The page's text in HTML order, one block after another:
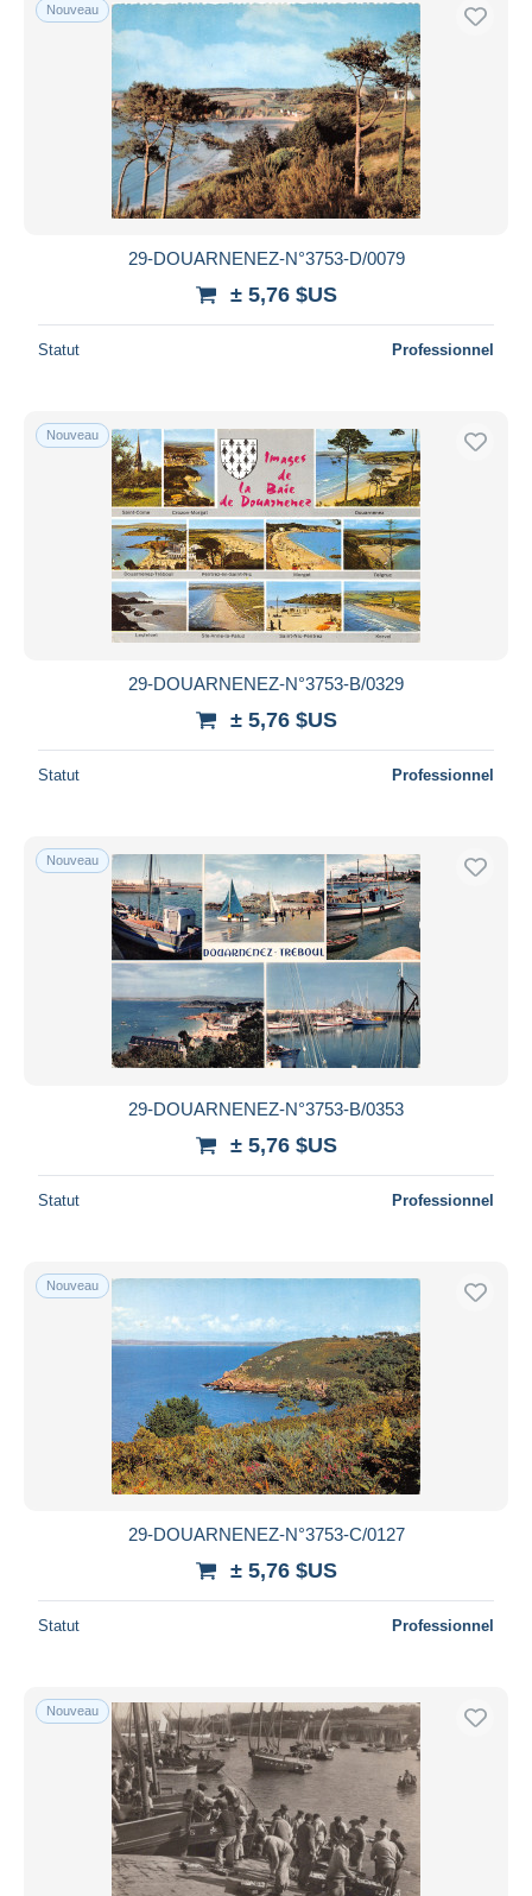
Nouveau
29-DOUARNENEZ-N°3753-D/0079
± 5,76 $US
Statut Professionnel
Nouveau
29-DOUARNENEZ-N°3753-B/0329
± 5,76 $US
Statut Professionnel
Nouveau
29-DOUARNENEZ-N°3753-B/0353
± 5,76 $US
Statut Professionnel
Nouveau
29-DOUARNENEZ-N°3753-C/0127
± 5,76 $US
Statut Professionnel
Nouveau